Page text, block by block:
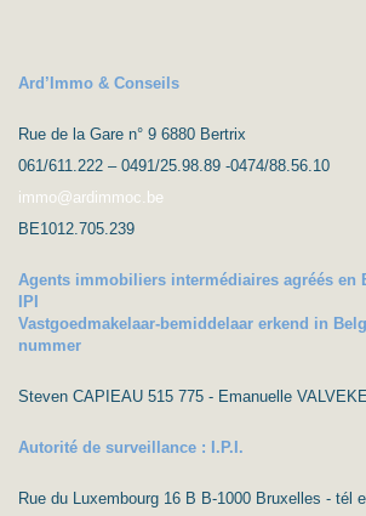
Ard’Immo & Conseils
Rue de la Gare n° 9 6880 Bertrix
061/611.222 – 0491/25.98.89 -0474/88.56.10
immo@ardimmoc.be
BE1012.705.239
Agents immobiliers intermédiaires agréés en
IPI
Vastgoedmakelaar-bemiddelaar erkend in
nummer
Steven CAPIEAU 515 775 - Emanuelle
Autorité de surveillance : I.P.I.
Rue du Luxembourg 16 B B-1000 Bruxelles - tél